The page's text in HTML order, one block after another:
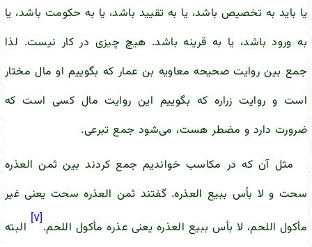
یا باید به تخصیص باشد، یا به تقیید باشد، یا به حکومت باشد، یا
به ورود باشد، یا به قرینه باشد. هیچ چیزی در کار نیست. لذا
جمع بین روایت صحیحه معاویه بن عمار که بگوییم او مال مختار
است و روایت زراره که بگوییم این روایت مال کسی است که
ضرورت دارد و مضطر هست، می‌شود جمع تبرعی.
مثل آن که در مکاسب خواندیم جمع کردند بین ثمن العذره
سحت و لا بأس ببیع العذره. گفتند ثمن العذره سحت یعنی غیر
مأکول اللحم، لا بأس ببیع العذره یعنی عذره مأکول اللحم.
[۷]
البته